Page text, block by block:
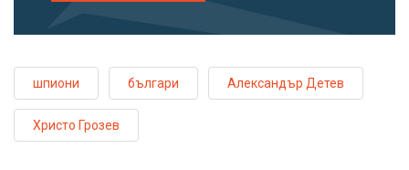
шпиони българи Александър Детев
Христо Грозев